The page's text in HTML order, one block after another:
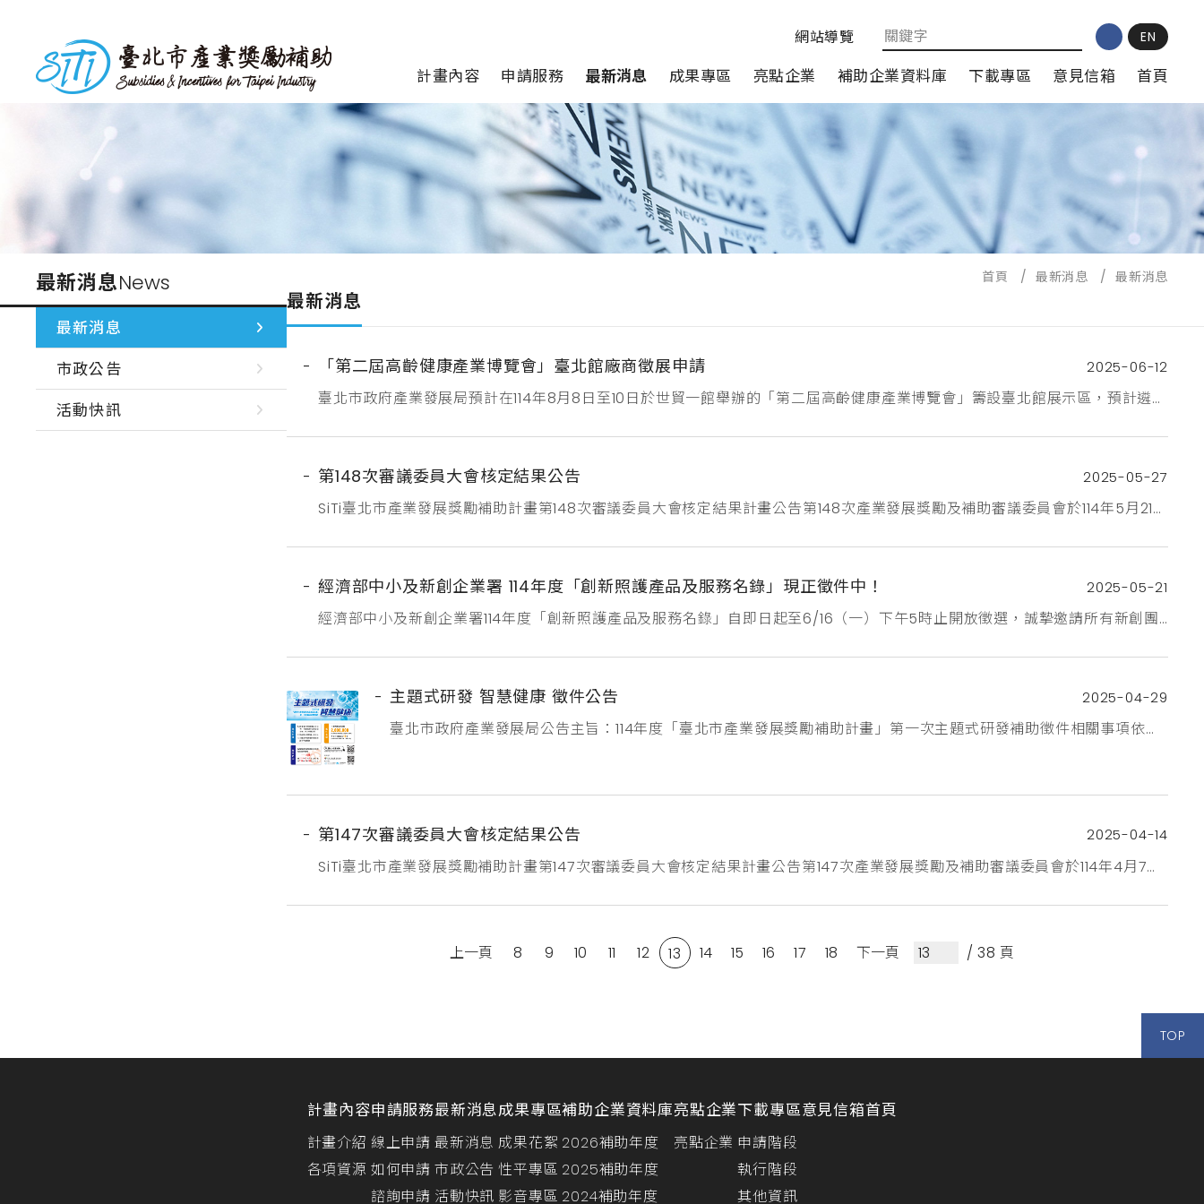
台北市產業獎勵補助
網站導覽 EN
計畫內容 申請服務 最新消息 成果專區 亮點企業 補助企業資料庫 下載專區 意見信箱 首頁
最新消息News
最新消息
市政公告
活動快訊
首頁 / 最新消息 / 最新消息
最新消息
「第二屆高齡健康產業博覽會」臺北館廠商徵展申請 2025-06-12
臺北市政府產業發展局預計在114年8月8日至10日於世貿一館舉辦的「第二屆高齡健康產業博覽會」籌設臺北館展示區，預計遴選
理申請至114年6月20日止，相關遴選原則及申請文件如局網公告附件，前往「第二屆高齡健康產業博覽會」公告網站敬邀各位先
進轉知所屬進駐戶及會員參加本次展會，共襄盛舉。如...
第148次審議委員大會核定結果公告 2025-05-27
SiTi臺北市產業發展獎勵補助計畫第148次審議委員大會核定結果計畫公告第148次產業發展獎勵及補助審議委員會於114年5月21日
計畫補助健康公式股份有限公司慧保科技股份有限公司笛雅奇科技有限公司藍耳朵股份有限公司大添生醫有限公司研發計畫補助
雨文堂有限公司全項實業有限公司聲麥無線...
經濟部中小及新創企業署 114年度「創新照護產品及服務名錄」現正徵件中！ 2025-05-21
經濟部中小及新創企業署114年度「創新照護產品及服務名錄」自即日起至6/16（一）下午5時止開放徵選，誠摯邀請所有新創團
市場曝光度並加速與照護機構的合作，讓我們共同推動照護產業的創新與進步！申請詳情請見新創採購發展計畫網站
主題式研發 智慧健康 徵件公告 2025-04-29
臺北市政府產業發展局公告主旨：114年度「臺北市產業發展獎勵補助計畫」第一次主題式研發補助徵件相關事項依
技術及其在醫療物聯網應用等關鍵技術，開發高效、精準的智慧醫療或健康促進領域之創新解決方案...
第147次審議委員大會核定結果公告 2025-04-14
SiTi臺北市產業發展獎勵補助計畫第147次審議委員大會核定結果計畫公告第147次產業發展獎勵及補助審議委員會於114年4月7日
整，如下所示：創業計畫補助康斯特科技股份有限公司格林威治股份有限公司食集資訊股份有限公司穀雨採茶貿易有限公司瑞奧
上一頁
8 9 10 11 12 13 14 15 16 17 18 下一頁 / 38 頁
TOP
計畫內容
計畫介紹
各項資源
申請服務
線上申請
如何申請
諮詢申請
最新消息
最新消息
市政公告
活動快訊
成果專區
成果花絮
性平專區
影音專區
補助企業資料庫
2026補助年度
2025補助年度
2024補助年度
亮點企業
亮點企業
下載專區
申請階段
執行階段
其他資訊
意見信箱首頁